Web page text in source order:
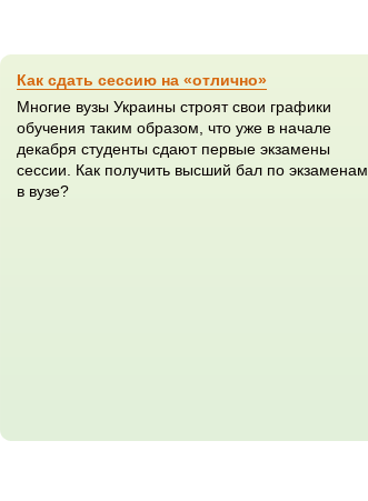
Как сдать сессию на «отлично»
Многие вузы Украины строят свои графики
обучения таким образом, что уже в начале
декабря студенты сдают первые экзамены
сессии. Как получить высший бал по экзаменам
в вузе?